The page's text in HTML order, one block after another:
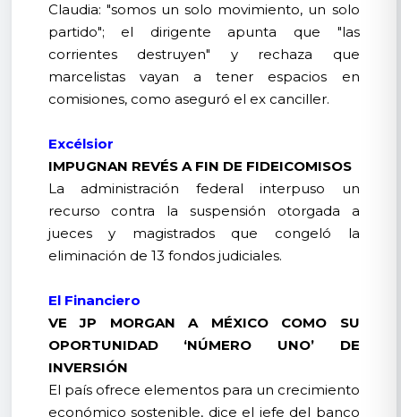
Claudia: "somos un solo movimiento, un solo
partido"; el dirigente apunta que "las
corrientes destruyen" y rechaza que
marcelistas vayan a tener espacios en
comisiones, como aseguró el ex canciller.
Excélsior
IMPUGNAN REVÉS A FIN DE FIDEICOMISOS
La administración federal interpuso un
recurso contra la suspensión otorgada a
jueces y magistrados que congeló la
eliminación de 13 fondos judiciales.
El Financiero
VE JP MORGAN A MÉXICO COMO SU
OPORTUNIDAD ‘NÚMERO UNO’ DE
INVERSIÓN
El país ofrece elementos para un crecimiento
económico sostenible, dice el jefe del banco